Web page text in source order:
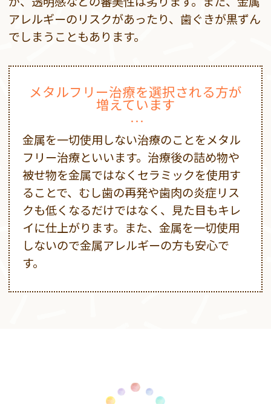
アレルギーのリスクがあったり、歯ぐきが黒ずん
でしまうこともあります。
メタルフリー治療を選択される方が
増えています
金属を一切使用しない治療のことをメタル
フリー治療といいます。治療後の詰め物や
被せ物を金属ではなくセラミックを使用す
ることで、むし歯の再発や歯肉の炎症リス
クも低くなるだけではなく、見た目もキレ
イに仕上がります。また、金属を一切使用
しないので金属アレルギーの方も安心で
す。